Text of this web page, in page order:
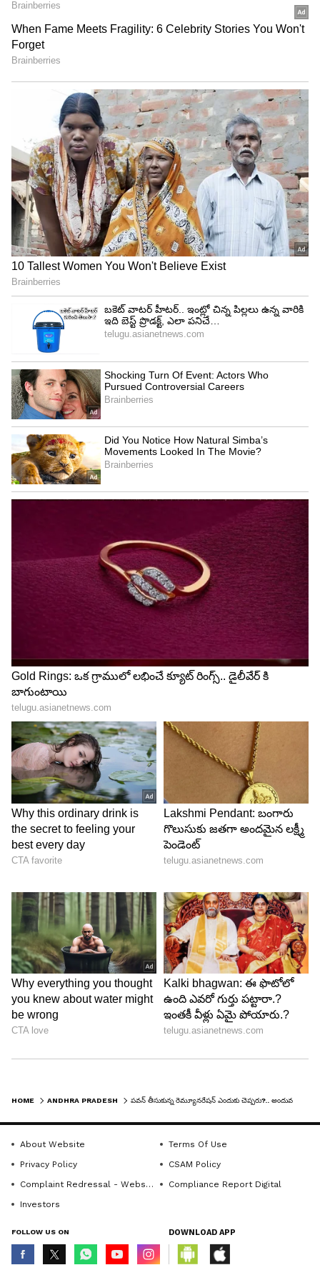
తీసుకున్నారనేది పవన్ కల్యాణ్‌ చెప్పాలని.. ఎంత
ఇచ్చారనేది నిర్మాతనైనా వెల్లడించాలని డిమాండ్ చేశారు.
రెమ్యూనరేషన్ గురించి చెప్పమని నిర్మాత అంటున్నారని
అన్నారు. సినిమా రెమ్యూనరేషన్ చెప్పని వ్యక్తి నిజాయితీ
గురించి మాట్లాడుతున్నారని సెటైర్లు వేశారు.
జనసేన వాళ్లు తనపై సినిమా తీస్తున్నారని.. విలన్‌గా
పెడతారా? హీరోగా పెడతారా? అనేది సంబంధం లేదని
అన్నారు. తన పేరు మీద సినిమా వస్తుందంటే సంతోషమని
అన్నారు.
HOME ANDHRA PRADESH
About Website
Terms Of Use
Privacy Policy
CSAM Policy
Complaint Redressal - Website
Compliance Report Digital
Investors
FOLLOW US ON DOWNLOAD APP